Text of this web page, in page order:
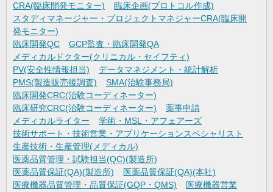
CRA(臨床開発モニター)
臨床企画(プロトコル作成)
スタディマネージャー・プロジェクトマネジャーCRA(臨床開
発モニター)
臨床開発QC
GCP監査・臨床開発QA
メディカルドクター(クリニカル・セイフティ)
PV(安全性情報担当)
データマネジメント・統計解析
PMS(製造販売後調査)
SMA(治験事務局)
臨床開発CRC(治験コーディネーター)
臨床研究CRC(治験コーディネーター)
薬事申請
メディカルライター
学術・MSL・アフェアーズ
技術サポート・技術営業・アプリケーションスペシャリスト
生産技術・生産管理(メディカル)
医薬品質管理・試験担当(QC)(製造所)
医薬品質保証(QA)(製造所)
医薬品質保証(QA)(本社)
医療機器品質管理・品質保証(GQP・QMS)
医療機器営業